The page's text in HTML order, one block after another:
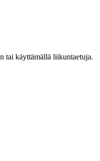
tai käyttämällä liikuntaetuja.